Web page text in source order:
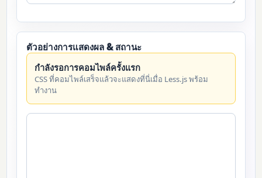
ตัวอย่างการแสดงผล & สถานะ
กำลังรอการคอมไพล์ครั้งแรก
CSS ที่คอมไพล์เสร็จแล้วจะแสดงที่นี่เมื่อ Less.js พร้อม
ทำงาน